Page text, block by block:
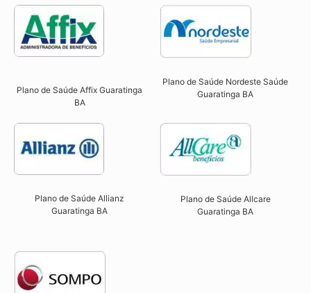
Plano de Saúde Affix Guaratinga
BA​
Plano de Saúde Nordeste Saúde
Guaratinga BA
Plano de Saúde Allianz
Guaratinga BA​
Plano de Saúde Allcare
Guaratinga BA​